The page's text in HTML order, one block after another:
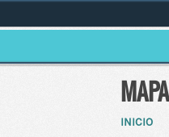
INICIO